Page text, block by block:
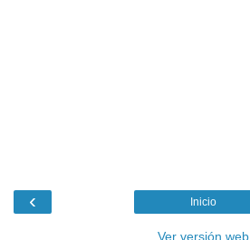
‹ Inicio
Ver versión web